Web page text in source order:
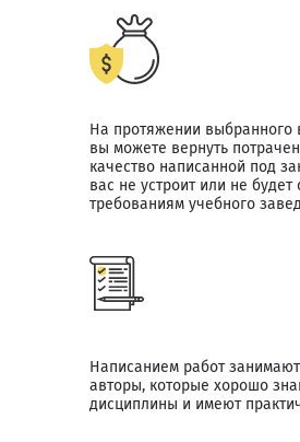
На протяжении выбранного
вы можете вернуть
качество написанной под
вас не устроит или не будет
требованиям учебного
Написанием работ
авторы, которые хорошо
дисциплины и имеют